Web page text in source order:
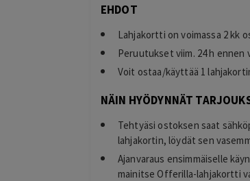
EHDOT
Lahjakortti on voimassa 2 kk
Peruutukset viim. 24 h ennen
Voit ostaa/käyttää 1
NÄIN HYÖDYNNÄT
Tehtyäsi ostoksen saat
lahjakortin, löydät sen
Ajanvaraus ensimmäiselle
mainitse Offerilla-lahjakortti